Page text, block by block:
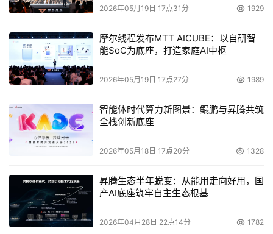
2026年05月19日 17点31分 1929
摩尔线程发布MTT AICUBE：以自研智
能SoC为底座，打造家庭AI中枢
2026年05月19日 17点27分 1989
智能体时代算力新图景：鲲鹏与昇腾共筑
全栈创新底座
2026年05月18日 17点20分 1328
昇腾生态半年蜕变：从能用走向好用，国
产AI底座筑牢自主生态根基
2026年04月28日 22点14分 1782